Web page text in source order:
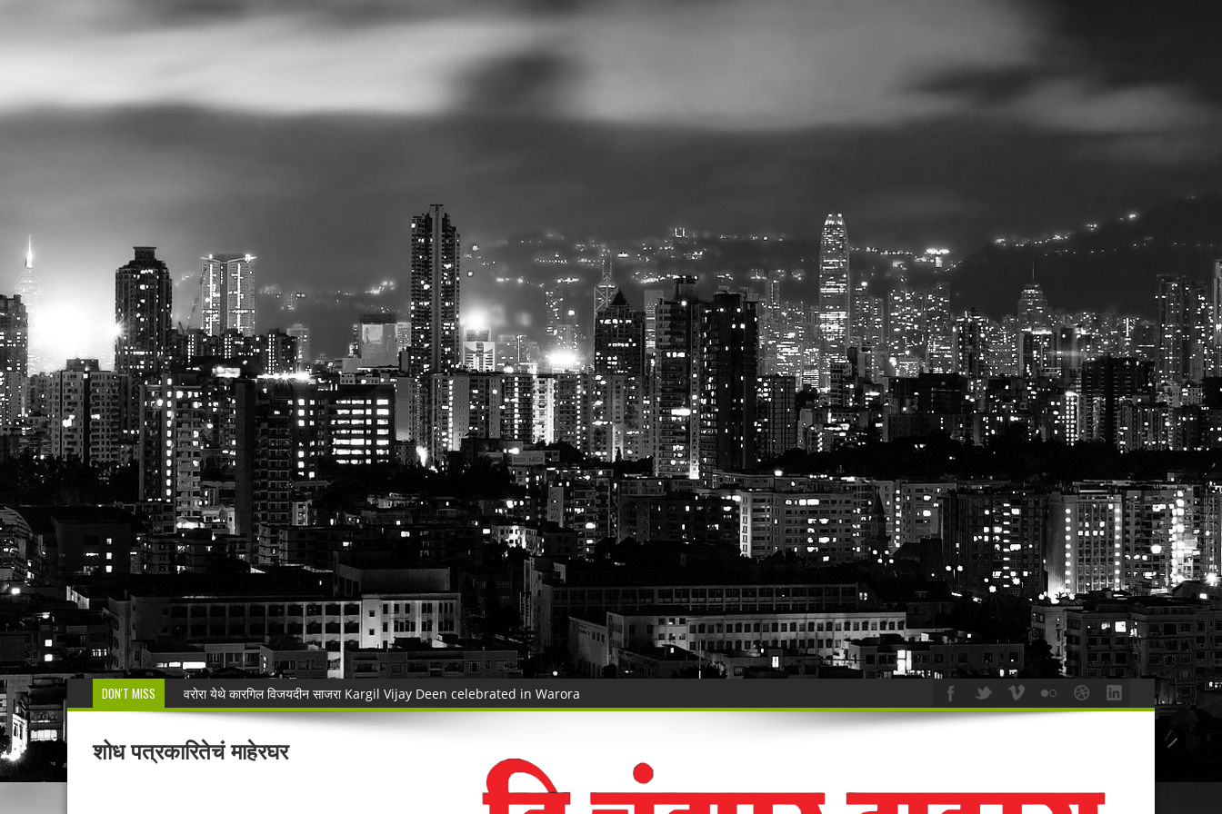
DON'T MISS
🚨 धडाकेबाज कारवाई! LCBच्या थरारक पाठलागानंतर ३५ गोवंशांची सुटका; २२.३५ लाखांचा मुद्देमाल जप्त
वाढदिवसाचा आनंद हिरवाईला अर्पण; रुपेश कुतरमारे यांचा वृक्षसंवर्धनाचा प्रेरणादायी संकल्प
भद्रावतीत जुगार अड्ड्यावर पोलिसांचा छापा; पाच जुगाऱ्यांना अटक!
🚨 राजुरा पोलिसांची धडाकेबाज कारवाई!Rajura Police's explosive action!
हनुमान मंदिराची दानपेटी फोडून १० हजारांवर डल्ला! भद्रावती पोलिसांनी रेकॉर्डवरील आरोपीला सुमठाण्यातून ठोकल्या बेड्या; ९,३००
शोध पत्रकारितेचं माहेरघर